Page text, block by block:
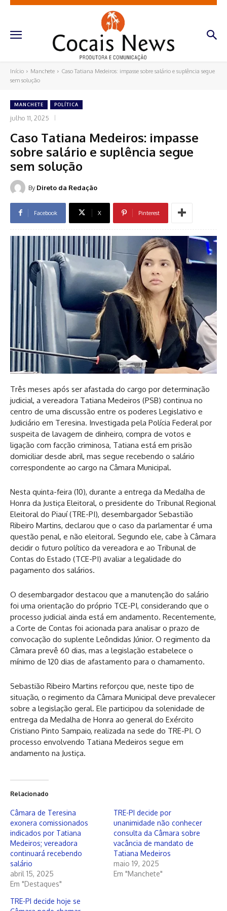
Início Manchete
Caso Tatiana Medeiros: impasse sobre salário e suplência segue
sem solução
MANCHETE POLÍTICA
julho 11, 2025
Caso Tatiana Medeiros: impasse
sobre salário e suplência segue
sem solução
By Direto da Redação
Facebook X Pinterest
Três meses após ser afastada do cargo por determinação
judicial, a vereadora Tatiana Medeiros (PSB) continua no
centro de uma discussão entre os poderes Legislativo e
Judiciário em Teresina. Investigada pela Polícia Federal por
suspeita de lavagem de dinheiro, compra de votos e
ligação com facção criminosa, Tatiana está em prisão
domiciliar desde abril, mas segue recebendo o salário
correspondente ao cargo na Câmara Municipal.
Nesta quinta-feira (10), durante a entrega da Medalha de
Honra da Justiça Eleitoral, o presidente do Tribunal Regional
Eleitoral do Piauí (TRE-PI), desembargador Sebastião
Ribeiro Martins, declarou que o caso da parlamentar é uma
questão penal, e não eleitoral. Segundo ele, cabe à Câmara
decidir o futuro político da vereadora e ao Tribunal de
Contas do Estado (TCE-PI) avaliar a legalidade do
pagamento dos salários.
O desembargador destacou que a manutenção do salário
foi uma orientação do próprio TCE-PI, considerando que o
processo judicial ainda está em andamento. Recentemente,
a Corte de Contas foi acionada para analisar o prazo de
convocação do suplente Leôndidas Júnior. O regimento da
Câmara prevê 60 dias, mas a legislação estabelece o
mínimo de 120 dias de afastamento para o chamamento.
Sebastião Ribeiro Martins reforçou que, neste tipo de
situação, o regimento da Câmara Municipal deve prevalecer
sobre a legislação geral. Ele participou da solenidade de
entrega da Medalha de Honra ao general do Exército
Cristiano Pinto Sampaio, realizada na sede do TRE-PI. O
processo envolvendo Tatiana Medeiros segue em
andamento na Justiça.
Relacionado
Câmara de Teresina
exonera comissionados
indicados por Tatiana
Medeiros; vereadora
continuará recebendo
salário
abril 15, 2025
Em "Destaques"
TRE-PI decide por
unanimidade não conhecer
consulta da Câmara sobre
vacância de mandato de
Tatiana Medeiros
maio 19, 2025
Em "Manchete"
TRE-PI decide hoje se